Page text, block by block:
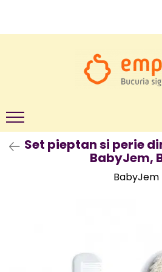
Oferte Protectii Laterale Pat
Aparatori laterale patut bebe
Protectii mobilier
Banda protectie mobila copii
Protectie colturi mobila copii
Protectii casa
Set pieptan si perie
BabyJem,
BabyJem